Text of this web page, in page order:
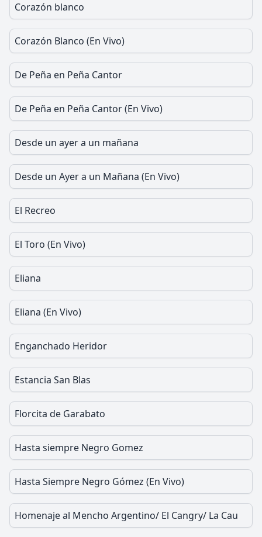
Corazón blanco
Corazón Blanco (En Vivo)
De Peña en Peña Cantor
De Peña en Peña Cantor (En Vivo)
Desde un ayer a un mañana
Desde un Ayer a un Mañana (En Vivo)
El Recreo
El Toro (En Vivo)
Eliana
Eliana (En Vivo)
Enganchado Heridor
Estancia San Blas
Florcita de Garabato
Hasta siempre Negro Gomez
Hasta Siempre Negro Gómez (En Vivo)
Homenaje al Mencho Argentino/ El Cangry/ La Cau